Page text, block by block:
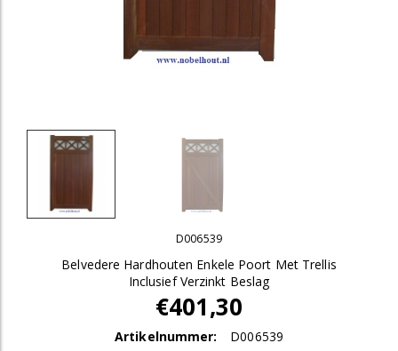
D006539
Belvedere Hardhouten Enkele Poort Met Trellis
Inclusief Verzinkt Beslag
€401,30
Artikelnummer:
D006539